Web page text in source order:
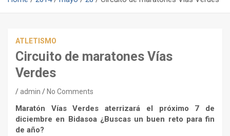
ATLETISMO
Circuito de maratones Vías
Verdes
admin No Comments
Maratón Vías Verdes aterrizará el próximo 7 de
diciembre en Bidasoa ¿Buscas un buen reto para fin
de año?